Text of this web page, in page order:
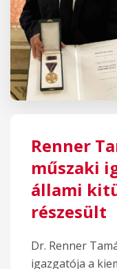
Renner
műszaki
állami
részesült
Dr. Renner
igazgatója a